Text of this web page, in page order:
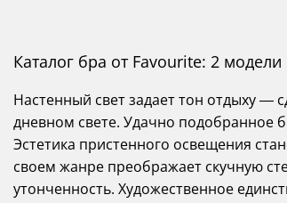
Каталог бра от Favourite: 2 модели
Настенный свет задает тон отдыху —
дневном свете. Удачно подобранное
Эстетика пристенного освещения
своем жанре преображает скучную
утонченность. Художественное